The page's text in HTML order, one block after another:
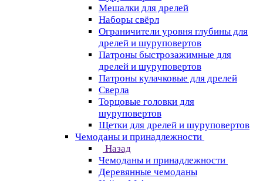
Мешалки для дрелей
Наборы свёрл
Ограничители уровня глубины для
дрелей и шуруповертов
Патроны быстрозажимные для
дрелей и шуруповертов
Патроны кулачковые для дрелей
Сверла
Торцовые головки для
шуруповертов
Щетки для дрелей и шуруповертов
Чемоданы и принадлежности
Назад
Чемоданы и принадлежности
Деревянные чемоданы